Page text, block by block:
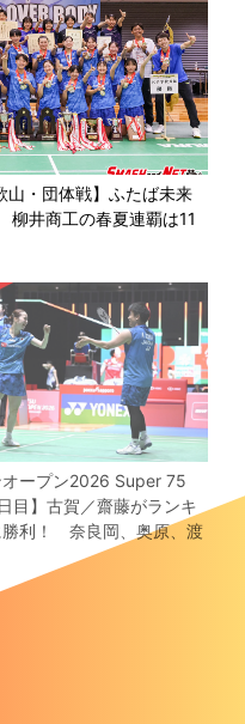
山・団体戦】ふたば未来
井商工の春夏連覇は11
オープン2026 Super 75
目】古賀／齋藤がランキ
勝利！ 奈良岡、奥原、渡
2回戦進出